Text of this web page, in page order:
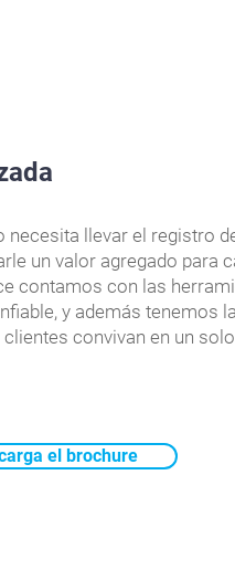
necesita llevar el registro
un valor agregado para
contamos con las
y además tenemos
convivan en un
el brochure